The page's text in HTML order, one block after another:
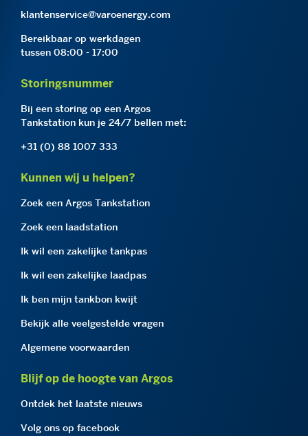
klantenservice@varoenergy.com
Bereikbaar op werkdagen
tussen 08:00 - 17:00
Storingsnummer
Bij een storing op een Argos
Tankstation kun je 24/7 bellen met:
+31 (0) 88 1007 333
Kunnen wij u helpen?
Zoek een Argos Tankstation
Zoek een laadstation
Ik wil een zakelijke tankpas
Ik wil een zakelijke laadpas
Ik ben mijn tankbon kwijt
Bekijk alle veelgestelde vragen
Algemene voorwaarden
Blijf op de hoogte van Argos
Ontdek het laatste nieuws
Volg ons op facebook